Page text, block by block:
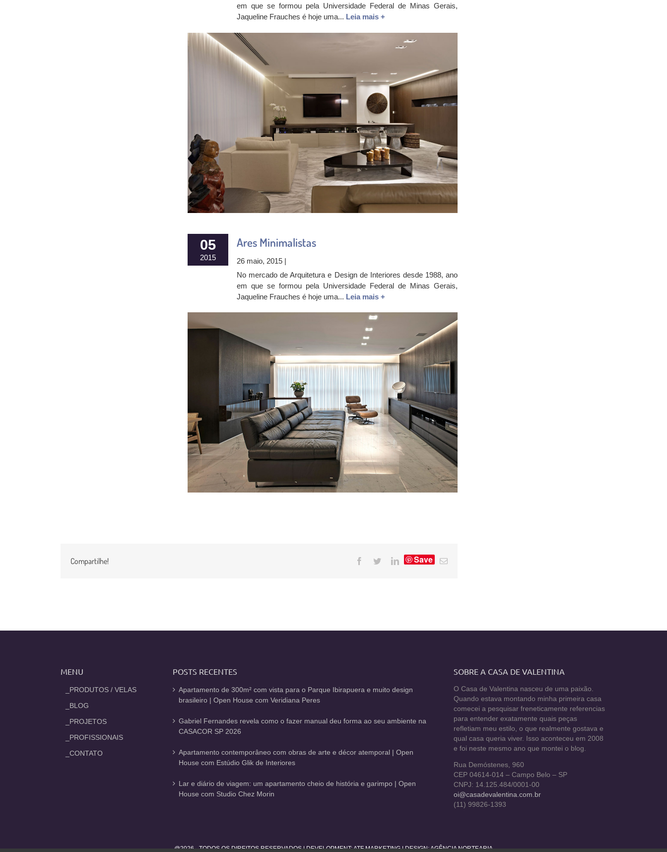
em que se formou pela Universidade Federal de Minas Gerais,
Jaqueline Frauches é hoje uma... Leia mais +
05
2015
Ares Minimalistas
26 maio, 2015 |
No mercado de Arquitetura e Design de Interiores desde 1988, ano
em que se formou pela Universidade Federal de Minas Gerais,
Jaqueline Frauches é hoje uma... Leia mais +
Compartilhe! Facebook
TwitterLinkedIn
Save
E-
MENU
_PRODUTOS / VELAS
_BLOG
_PROJETOS
_PROFISSIONAIS
_CONTATO
POSTS RECENTES
Apartamento de 300m² com vista para o Parque Ibirapuera e muito design
brasileiro | Open House com Veridiana Peres
Gabriel Fernandes revela como o fazer manual deu forma ao seu ambiente na
CASACOR SP 2026
Apartamento contemporâneo com obras de arte e décor atemporal | Open
House com Estúdio Glik de Interiores
Lar e diário de viagem: um apartamento cheio de história e garimpo | Open
House com Studio Chez Morin
SOBRE A CASA DE VALENTINA
O Casa de Valentina nasceu de uma paixão.
Quando estava montando minha primeira casa
comecei a pesquisar freneticamente referencias
para entender exatamente quais peças
refletiam meu estilo, o que realmente gostava e
qual casa queria viver. Isso aconteceu em 2008
e foi neste mesmo ano que montei o blog.
Rua Demóstenes, 960
CEP 04614-014 – Campo Belo – SP
CNPJ: 14.125.484/0001-00
oi@casadevalentina.com.br
(11) 99826-1393
@2026 - TODOS OS DIREITOS RESERVADOS | DEVELOPMENT:ATF MARKETING| DESIGN: AGÊNCIA NORTEARIA